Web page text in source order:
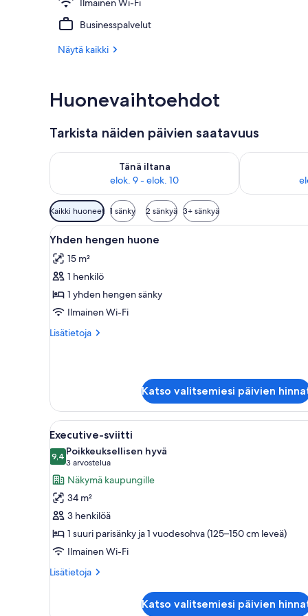
Ilmainen Wi-Fi
Businesspalvelut
Näytä kaikki
Huonevaihtoehdot
Tarkista näiden päivien saatavuus
Tänä iltana
elok. 9 - elok. 10
Tarkista tämän illan saatavuus elok. 9 - elok. 10
Tarkista
Huoneille
saatavilla
olevia
suodattimia
Kaikki huoneet 1 sänky 2 sänkyä 3+ sänkyä
Avaa
kaikki
huonetyypin
Yhden
hengen
huone
kuvat
Makuuhuoneessa on kaksi
6
Yhden hengen huone
15 m²
1 henkilö
1 yhden hengen sänky
Ilmainen Wi-Fi
Lisätietoja
Lisätietoja
Katso valitsemiesi päivien
Avaa
kaikki
huonetyypin
Executive-
sviitti
kuvat
Makuuhuoneessa on sänky,
9
Executive-sviitti
9,49,4 kautta 10
Poikkeuksellisen hyvä
3 arvostelua
(3
arvostelua)
Näkymä kaupungille
34 m²
3 henkilöä
1 suuri parisänky ja 1 vuodesohva (125–150 cm leveä)
Ilmainen Wi-Fi
Lisätietoja
Lisätietoja
Katso valitsemiesi päivien